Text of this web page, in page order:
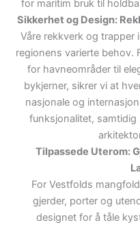
for maritim bruk til
Sikkerhet og Design:
Våre rekkverk og trapper
regionens varierte behov.
for havneområder til
bykjerner, sikrer vi at
nasjonale og
funksjonalitet,
Tilpassede Uterom:
For Vestfolds
gjerder, porter og
designet for å tåle